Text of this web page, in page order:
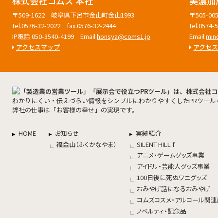
〒509-1622 岐阜県下呂市金山町金山1993
tel.0576-32-2022 fax.0576-32-2444
IP電話 050-3540-4199 Emailhonsya@coms1.jp
アクセスマップ
〒505-
tel.0574-
Email
アクセ
わかりにくい・伝えづらい情報をシンプルにわかりやすくしたPRツー
弊社の仕事は「お客様の幸せ」の実現です。
HOME
お知らせ
福金山（ふくかなやま）
実績紹介
SILENT HILL f
アニメ・ゲームグッズ事業
アイドル・芸能人グッズ事業
100日後に死ぬワニグッズ
おみやげ話になるおみやげ
コムズコスメ・アルコール関
ノベルティ・記念品